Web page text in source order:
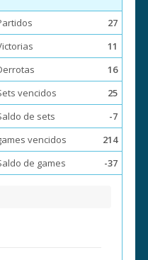
27
11
16
vencidos
25
de sets
-7
vencidos
214
de games
-37